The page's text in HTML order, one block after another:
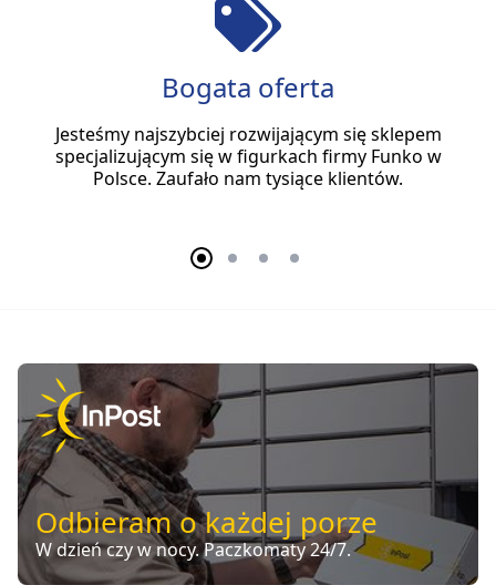
Bogata oferta
Jesteśmy najszybciej rozwijającym się sklepem
specjalizującym się w figurkach firmy Funko w
Polsce. Zaufało nam tysiące klientów.
Odbieram o każdej porze
W dzień czy w nocy. Paczkomaty 24/7.